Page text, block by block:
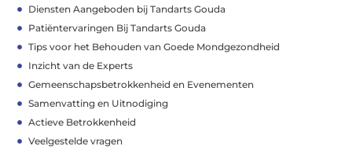
Diensten Aangeboden bij Tandarts Gouda
Patiëntervaringen Bij Tandarts Gouda
Tips voor het Behouden van Goede Mondgezondheid
Inzicht van de Experts
Gemeenschapsbetrokkenheid en Evenementen
Samenvatting en Uitnodiging
Actieve Betrokkenheid
Veelgestelde vragen